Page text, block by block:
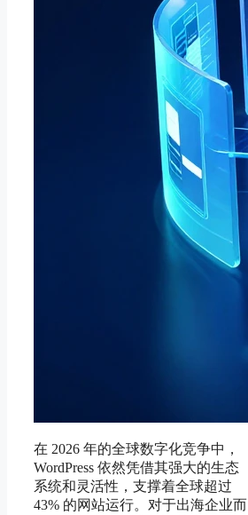
在 2026 年的全球数字化竞争中，
WordPress 依然凭借其强大的生态
系统和灵活性，支撑着全球超过
43% 的网站运行。对于出海企业而